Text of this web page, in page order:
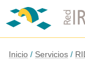
Inicio Servicios